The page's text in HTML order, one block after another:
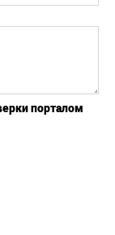
порталом